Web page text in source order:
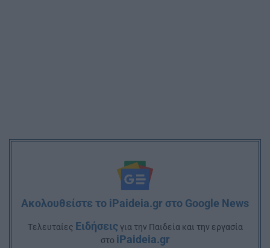
Ακολουθείστε το iPaideia.gr στο Google News
Tελευταίες Ειδήσειςγια την Παιδεία και την εργασία
στο iPaideia.gr